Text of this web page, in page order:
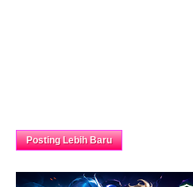
Posting Lebih Baru